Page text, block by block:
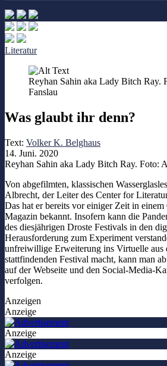
Literatur
Reyhan Sahin aka Lady Bitch Ray.
Fanslau
Was glaubt ihr denn?
Text: Volker K. Belghaus
14. Juni. 2020
Reyhan Sahin aka Lady Bitch Ray. Foto:
Von abgefilmten, klassischen
Albrecht, der Leiter des Center for
Das hat er bereits vor einiger Zeit in einem
Magazin bekannt. Insofern kann die
des diesjährigen Droste Festivals in den
Herausforderung zum Experiment
unfreiwillige Erweiterung ins Virtuelle aus
stattfindenden Festival macht, kann man
auf der Webseite und den Social-Media-
verfolgen.
Anzeigen
Anzeige
Anzeige
Anzeige